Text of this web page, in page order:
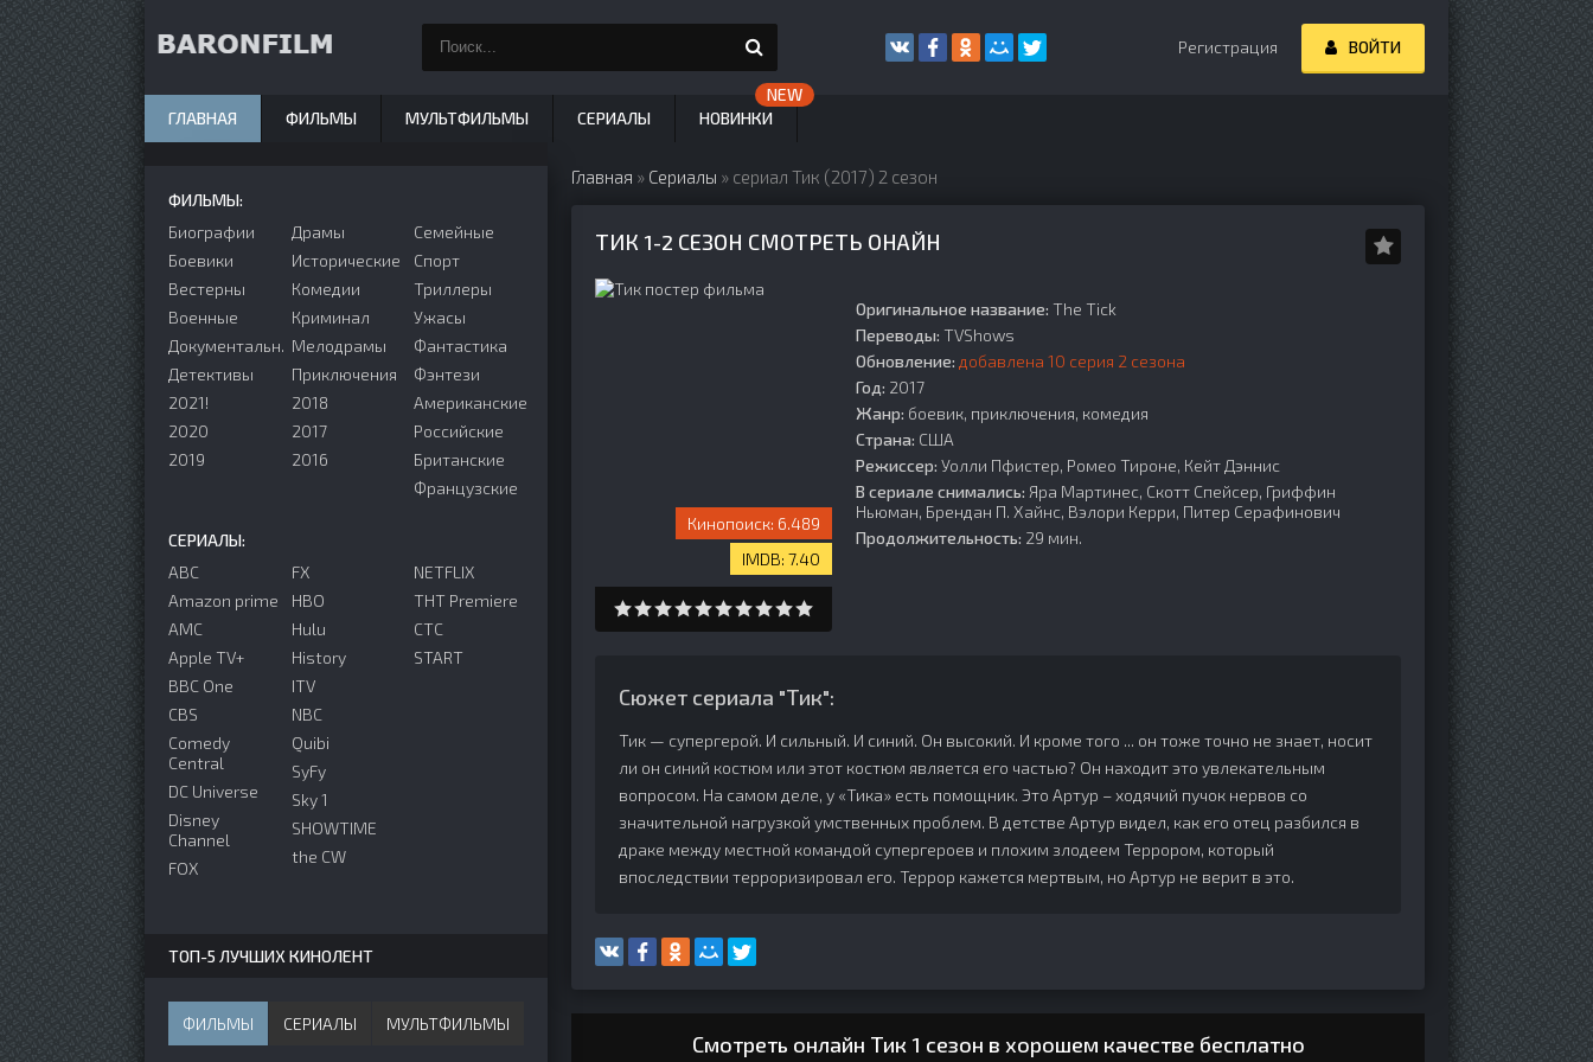
Регистрация ВОЙТИ
Главная » Сериалы » сериал Тик (2017) 2 сезон
ТИК 1-2 СЕЗОН СМОТРЕТЬ ОНАЙН
6.489
7.40
Оригинальное название: The Tick
Переводы: TVShows
Обновление: добавлена 10 серия 2 сезона
Год: 2017
Жанр: боевик, приключения, комедия
Страна: США
Режиссер: Уолли Пфистер, Ромео Тироне, Кейт Дэннис
В сериале снимались: Яра Мартинес, Скотт Спейсер, Гриффин
Ньюман, Брендан П. Хайнс, Вэлори Керри, Питер Серафинович
Продолжительность: 29 мин.
Сюжет сериала "Тик":
Тик — супергерой. И сильный. И синий. Он высокий. И кроме того ... он тоже точно не знает, носит
ли он синий костюм или этот костюм является его частью? Он находит это увлекательным
вопросом. На самом деле, у «Тика» есть помощник. Это Артур – ходячий пучок нервов со
значительной нагрузкой умственных проблем. В детстве Артур видел, как его отец разбился в
драке между местной командой супергероев и плохим злодеем Террором, который
впоследствии терроризировал его. Террор кажется мертвым, но Артур не верит в это.
Смотреть онлайн Тик 1 сезон в хорошем качестве бесплатно
ФИЛЬМЫ:
Биографии
Боевики
Вестерны
Военные
Документальн.
Детективы
2021!
2020
2019
Драмы
Исторические
Комедии
Криминал
Мелодрамы
Приключения
2018
2017
2016
Семейные
Спорт
Триллеры
Ужасы
Фантастика
Фэнтези
Американские
Российские
Британские
Французские
СЕРИАЛЫ:
ABC
Amazon prime
AMC
Apple TV+
BBC One
CBS
Comedy
Central
DC Universe
Disney
Channel
FOX
FX
HBO
Hulu
History
ITV
NBC
Quibi
SyFy
Sky 1
SHOWTIME
the CW
NETFLIX
ТНТ Premiere
СТС
START
ТОП-5 ЛУЧШИХ КИНОЛЕНТ
ФИЛЬМЫ СЕРИАЛЫ МУЛЬТФИЛЬМЫ
ГЛАВНАЯ ФИЛЬМЫ МУЛЬТФИЛЬМЫ СЕРИАЛЫ НОВИНКИ